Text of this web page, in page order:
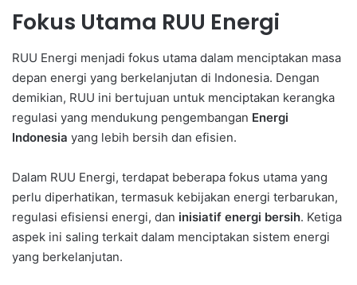
Fokus Utama RUU Energi
RUU Energi menjadi fokus utama dalam menciptakan masa
depan energi yang berkelanjutan di Indonesia. Dengan
demikian, RUU ini bertujuan untuk menciptakan kerangka
regulasi yang mendukung pengembangan Energi
Indonesia yang lebih bersih dan efisien.
Dalam RUU Energi, terdapat beberapa fokus utama yang
perlu diperhatikan, termasuk kebijakan energi terbarukan,
regulasi efisiensi energi, dan inisiatif energi bersih. Ketiga
aspek ini saling terkait dalam menciptakan sistem energi
yang berkelanjutan.